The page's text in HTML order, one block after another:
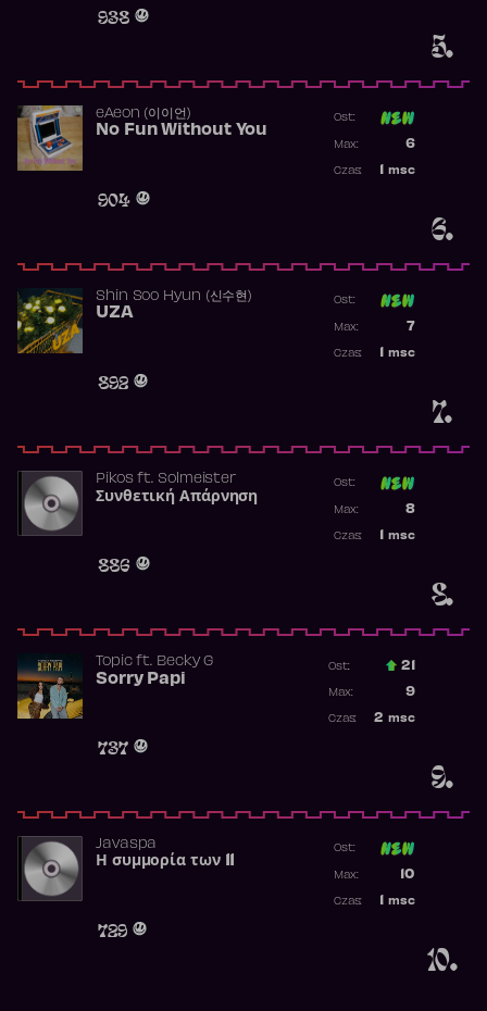
5.
938
6.
​eAeon (이이언)
No Fun Without You
904
Ost:
6
Max:
msc
Czas:
7.
Shin Soo Hyun (신수현)
UZA
892
Ost:
7
Max:
msc
Czas:
8.
Pikosft. Solmeister
Συνθετική Απάρνηση
886
Ost:
8
Max:
msc
Czas:
9.
Topicft. Becky G
Sorry Papi
737
Ost.: 21
9
Max:
2 msc
Czas:
10.
Javaspa
Η συμμορία των 11
729
Ost:
10
Max:
msc
Czas: